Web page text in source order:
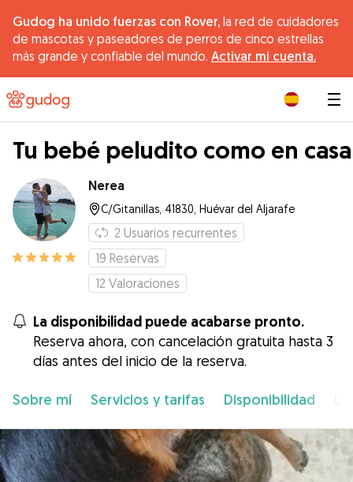
Gudog ha unido fuerzas con Rover, la red de cuidadores
de mascotas y paseadores de perros de cinco estrellas
más grande y confiable del mundo. Activar mi cuenta.
Tu bebé peludito como en casa
Nerea
C/Gitanillas, 41830, Huévar del Aljarafe
2 Usuarios recurrentes
19 Reservas
12 Valoraciones
La disponibilidad puede acabarse pronto.
Reserva ahora, con cancelación gratuita hasta 3
días antes del inicio de la reserva.
Sobre mí Servicios y tarifas Disponibilidad